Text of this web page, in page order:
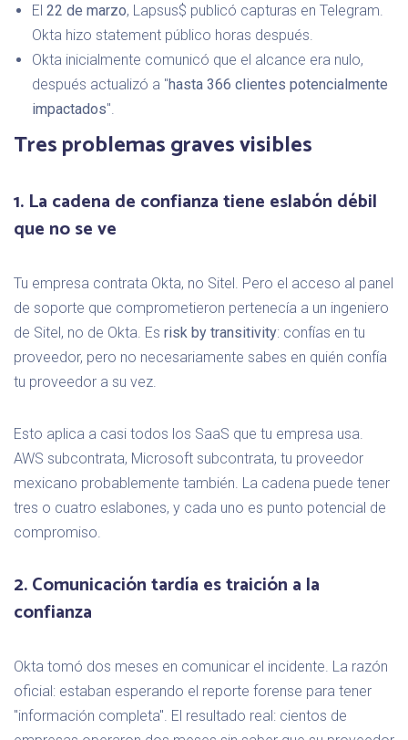
El 22 de marzo, Lapsus$ publicó capturas en Telegram.
Okta hizo statement público horas después.
Okta inicialmente comunicó que el alcance era nulo,
después actualizó a "hasta 366 clientes potencialmente
impactados".
Tres problemas graves visibles
1. La cadena de confianza tiene eslabón débil
que no se ve
Tu empresa contrata Okta, no Sitel. Pero el acceso al panel
de soporte que comprometieron pertenecía a un ingeniero
de Sitel, no de Okta. Es risk by transitivity: confías en tu
proveedor, pero no necesariamente sabes en quién confía
tu proveedor a su vez.
Esto aplica a casi todos los SaaS que tu empresa usa.
AWS subcontrata, Microsoft subcontrata, tu proveedor
mexicano probablemente también. La cadena puede tener
tres o cuatro eslabones, y cada uno es punto potencial de
compromiso.
2. Comunicación tardía es traición a la
confianza
Okta tomó dos meses en comunicar el incidente. La razón
oficial: estaban esperando el reporte forense para tener
"información completa". El resultado real: cientos de